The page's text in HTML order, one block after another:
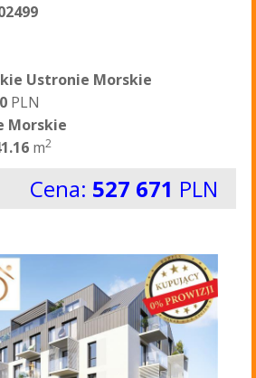
Ustronie Morskie
PLN
Morskie
m2
Cena: 527 671 PLN